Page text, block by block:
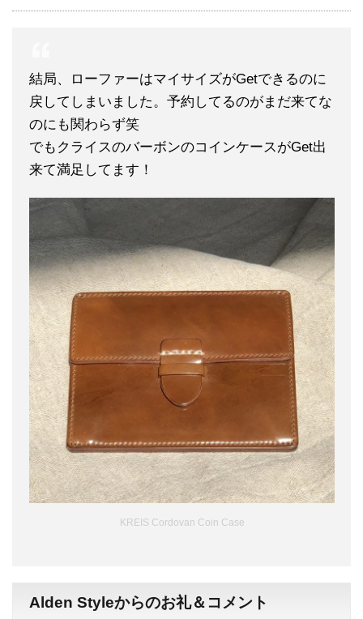
結局、ローファーはマイサイズがGetできるのに
戻してしまいました。予約してるのがまだ来てな
のにも関わらず笑
でもクライスのバーボンのコインケースがGet出
来て満足してます！
KREIS Cordovan Coin Case
Alden Styleからのお礼＆コメント